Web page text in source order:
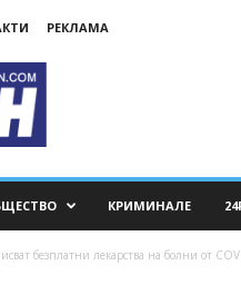
РЕКЛАМА
КРИМИНАЛЕ
безплатни лекарства на болни от